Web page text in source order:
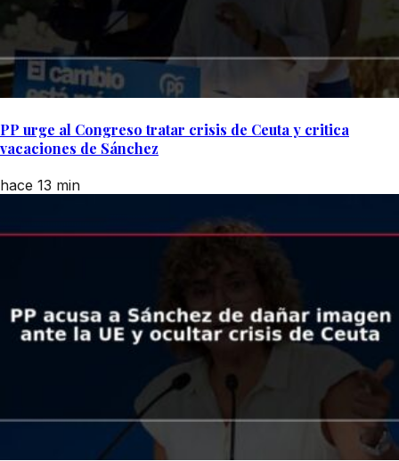
PP urge al Congreso tratar crisis de Ceuta y critica
vacaciones de Sánchez
hace 13 min